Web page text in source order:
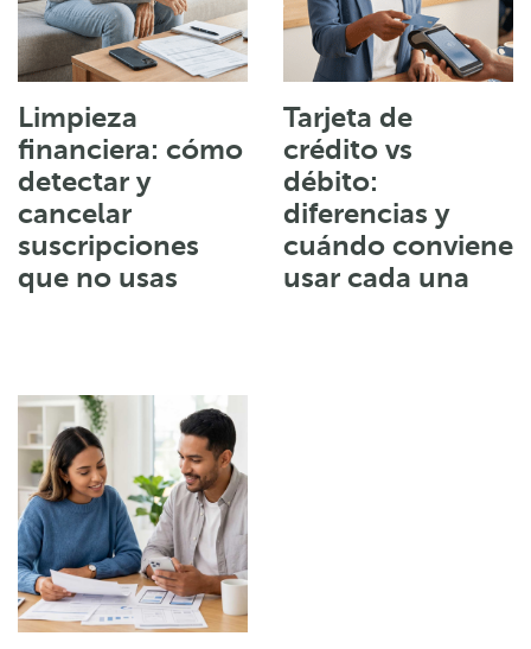
Limpieza
financiera: cómo
detectar y
cancelar
suscripciones
que no usas
Tarjeta de
crédito vs
débito:
diferencias y
cuándo conviene
usar cada una